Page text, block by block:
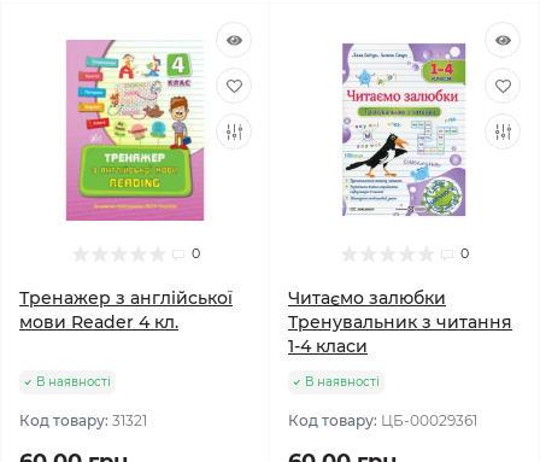
0
Тренажер з англійської
мови Reader 4 кл.
В наявності
Код товару: 31321
0
Читаємо залюбки
Тренувальник з читання
1-4 класи
В наявності
Код товару: ЦБ-00029361